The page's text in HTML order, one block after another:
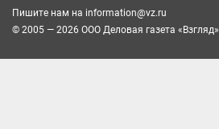
Пишите нам на information@vz.ru
© 2005 — 2026 ООО Деловая газета «Взгляд»